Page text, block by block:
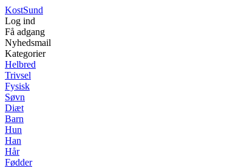
KostSund
Log ind
Få adgang
Nyhedsmail
Kategorier
Helbred
Trivsel
Fysisk
Søvn
Diæt
Barn
Hun
Han
Hår
Fødder